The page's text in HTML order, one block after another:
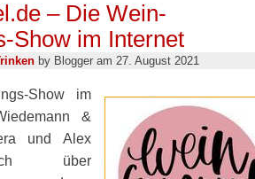
– Die Wein-
Show im Internet
by Blogger am 27. August 2021
Show im
&
und Alex
über